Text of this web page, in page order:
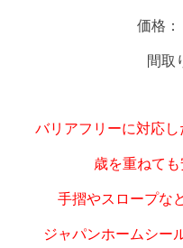
価格：
間取
バリアフリーに対応し
歳を重ねても
手摺やスロープな
ジャパンホームシー